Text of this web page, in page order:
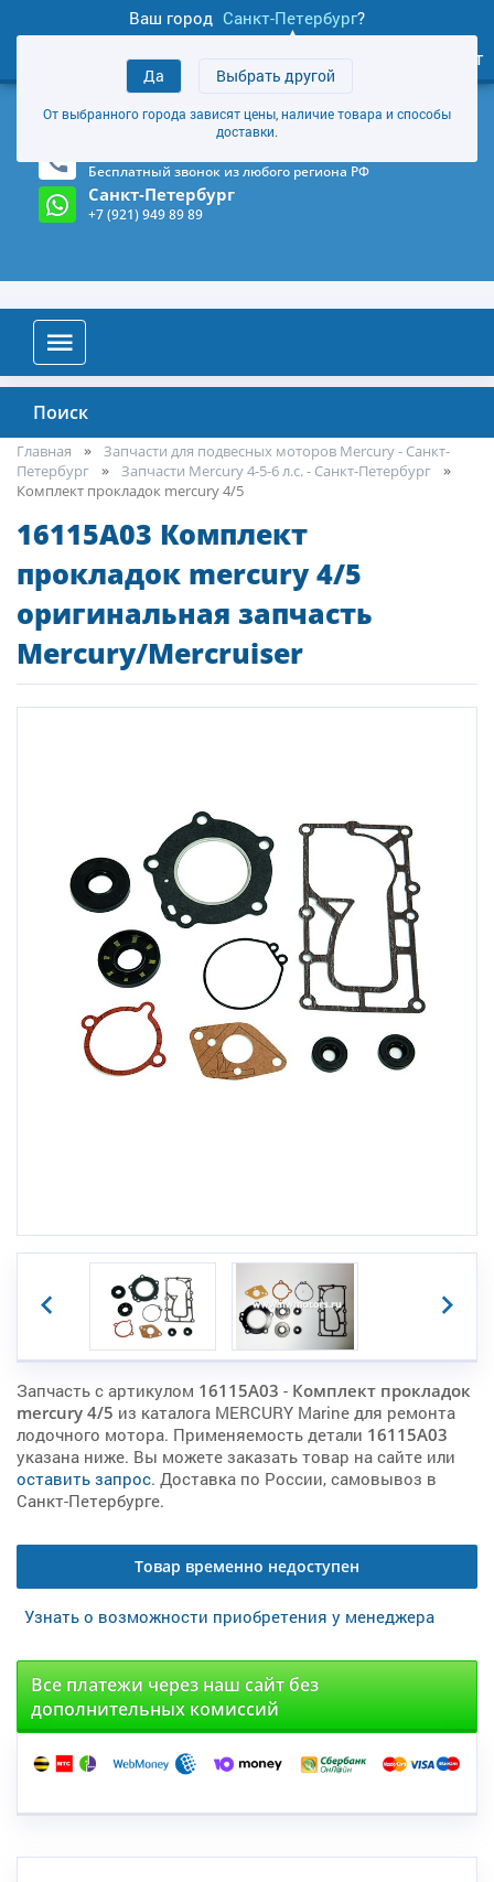
Ваш город Санкт-Петербург?
Да Выбрать другой
От выбранного города зависят цены, наличие товара и способы
доставки.
товаров
Личный кабинет
+7 (921) 949 89 89
Магазин и склад в Санкт-Петербурге (Карта)
Бесплатный звонок из любого региона РФ
Санкт-Петербург
+7 (921) 949 89 89
Поиск
Главная
Запчасти для подвесных моторов Mercury - Санкт-
Петербург
Запчасти Mercury 4-5-6 л.с. - Санкт-Петербург
Комплект прокладок mercury 4/5
16115A03 Комплект
прокладок mercury 4/5
оригинальная запчасть
Mercury/Mercruiser
Запчасть с артикулом 16115A03 - Комплект прокладок
mercury 4/5 из каталога MERCURY Marine для ремонта
лодочного мотора. Применяемость детали 16115A03
указана ниже. Вы можете заказать товар на сайте или
оставить запрос. Доставка по России, самовывоз в
Санкт-Петербурге.
Товар временно недоступен
Узнать о возможности приобретения у менеджера
Все платежи через наш сайт без
дополнительных комиссий